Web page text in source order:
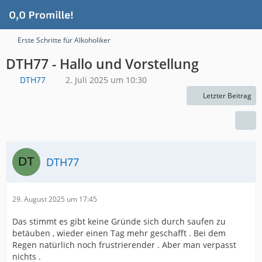
Erste Schritte für Alkoholiker
DTH77 - Hallo und Vorstellung
DTH77 2. Juli 2025 um 10:30
Letzter Beitrag
DTH77
29. August 2025 um 17:45
Das stimmt es gibt keine Gründe sich durch saufen zu
betäuben , wieder einen Tag mehr geschafft . Bei dem
Regen natürlich noch frustrierender . Aber man verpasst
nichts .